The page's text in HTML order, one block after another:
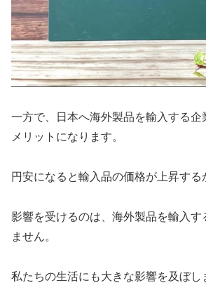
一方で、日本へ海外製品を輸入する企
メリットになります。
円安になると輸入品の価格が上昇する
影響を受けるのは、海外製品を輸入す
ません。
私たちの生活にも大きな影響を及ぼし